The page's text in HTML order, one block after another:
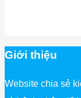
Giới thiệu
Website chia sẻ